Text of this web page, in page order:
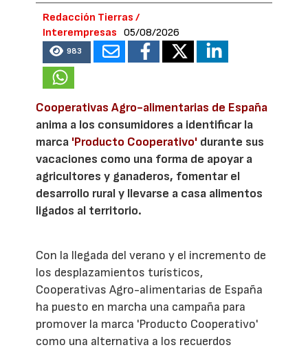
Redacción Tierras /
Interempresas
05/08/2026
983
Cooperativas Agro-alimentarias de España
anima a los consumidores a identificar la
marca 'Producto Cooperativo' durante sus
vacaciones como una forma de apoyar a
agricultores y ganaderos, fomentar el
desarrollo rural y llevarse a casa alimentos
ligados al territorio.
Con la llegada del verano y el incremento de
los desplazamientos turísticos,
Cooperativas Agro-alimentarias de España
ha puesto en marcha una campaña para
promover la marca 'Producto Cooperativo'
como una alternativa a los recuerdos